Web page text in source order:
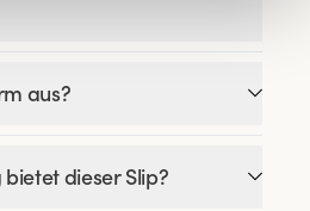
aus?
dieser Slip?